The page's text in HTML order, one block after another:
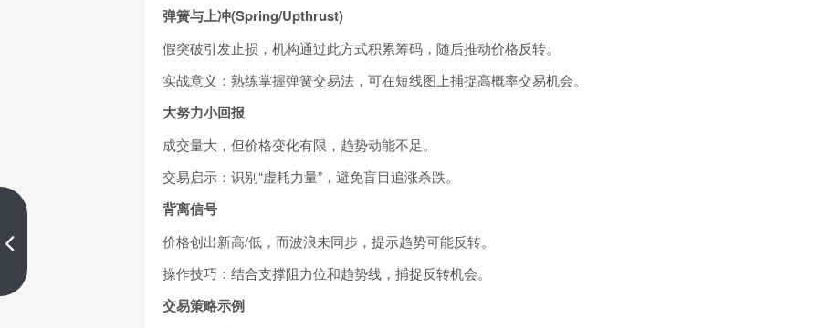
EagleTrader周年庆盛典|9.20长
沙，顶尖交易者齐聚，诚邀您共
赴
上一篇
弹簧与上冲(Spring/Upthrust)
假突破引发止损，机构通过此方式积累筹码，随后推动价格反转。
实战意义：熟练掌握弹簧交易法，可在短线图上捕捉高概率交易机会。
大努力小回报
成交量大，但价格变化有限，趋势动能不足。
交易启示：识别“虚耗力量”，避免盲目追涨杀跌。
背离信号
价格创出新高/低，而波浪未同步，提示趋势可能反转。
操作技巧：结合支撑阻力位和趋势线，捕捉反转机会。
交易策略示例